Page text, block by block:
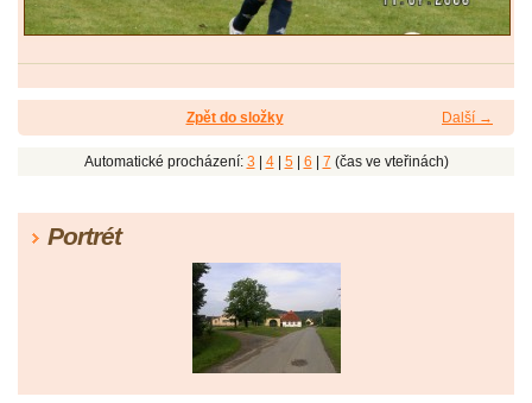
Další →
Zpět do složky
Automatické procházení: 3 4| 5| 6 7 (čas ve vteřinách)
Portrét